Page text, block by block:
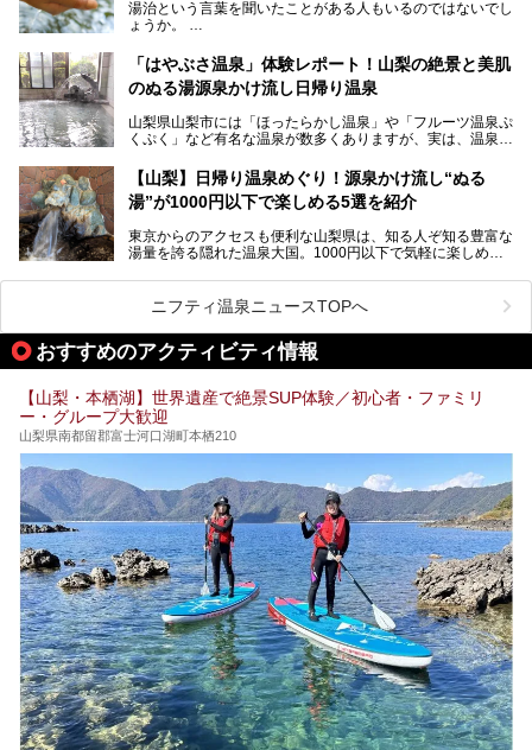
統の単純温泉は、入浴すると実にサッパリ爽快。日帰り入浴
不可なこともあり、全国の温泉ファンがこの温泉を求めて
では循環濾過の沸かし湯が一般的ですが、ここは本物の極上
温泉。まさに価格破壊と言えるクオリティです。
室や無料朝食などをご紹介。温泉通が口を揃えて絶賛する神
コスパ宿の全貌を徹底解説します！
湯治という言葉を聞いたことがある人もいるのではないでし
ょうか。
なかなか体験できない、湯治体験が日帰りでできる温浴施設
が山梨にあります。
ぴあ」の魅力をご紹介します。
提供元：株式会社湯ーとぴあ【PR】
この記事は株式会社湯ーとぴあのPRレポート記事です。
「はやぶさ温泉」体験レポート！山梨の絶景と美肌
のぬる湯源泉かけ流し日帰り温泉
山梨県山梨市には「ほったらかし温泉」や「フルーツ温泉ぷ
くぷく」など有名な温泉が数多くありますが、実は、温泉マ
です。今回紹介する「はやぶさ温泉」も、そのひとつ。温泉
はもちろん、絶景や地元食材を活かしたグルメも堪能できま
す。
します。
【山梨】日帰り温泉めぐり！源泉かけ流し“ぬる
湯”が1000円以下で楽しめる5選を紹介
東京からのアクセスも便利な山梨県は、知る人ぞ知る豊富な
湯量を誇る隠れた温泉大国。1000円以下で気軽に楽しめ
も、これからの季節に嬉しい、じんわりと体の芯まで温ま
る“ぬる湯”が豊富なのも魅力。今回は、湯質も抜群で心ゆく
までリラックスできる山梨のお得な日帰り温泉を、実際体験
した感想と共に紹介します。
※ぬる湯とは35℃～39℃程度の体温に近いぬるめ温泉のこ
ニフティ温泉ニュースTOPへ
おすすめのアクティビティ情報
【山梨・本栖湖】世界遺産で絶景SUP体験／初心者・ファミリ
ー・グループ大歓迎
山梨県南都留郡富士河口湖町本栖210